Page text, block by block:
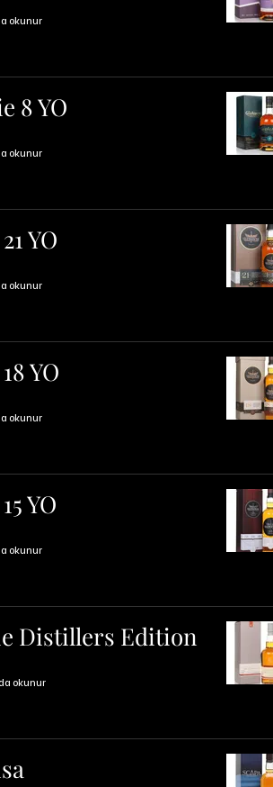
okunur
8 YO
okunur
YO
okunur
YO
okunur
YO
okunur
Distillers Edition
okunur